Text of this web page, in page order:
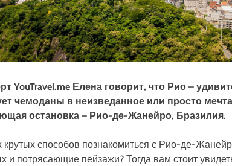
YouTravel.me Елена говорит, что Рио –
чемоданы в неизведанное или просто
остановка – Рио-де-Жанейро, Бразилия.
способов познакомиться с Рио-де-
и потрясающие пейзажи? Тогда вам стоит